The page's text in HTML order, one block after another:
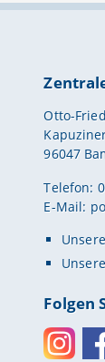
Otto-
96047
Telefon:
E-Mail:
Folgen